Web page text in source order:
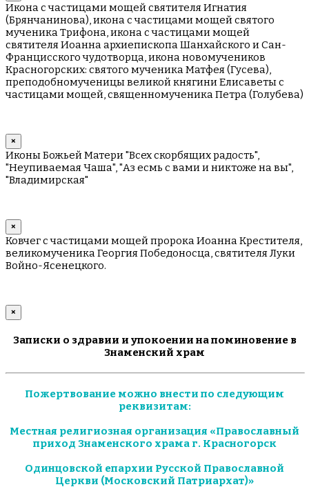
Икона с частицами мощей святителя Игнатия
(Брянчанинова), икона с частицами мощей святого
мученика Трифона, икона с частицами мощей
святителя Иоанна архиепископа Шанхайского и Сан-
Францисского чудотворца, икона новомучеников
Красногорских: святого мученика Матфея (Гусева),
преподобномученицы великой княгини Елисаветы с
частицами мощей, священномученика Петра (Голубева)
×
Иконы Божьей Матери "Всех скорбящих радость",
"Неупиваемая Чаша", "Аз есмь с вами и никтоже на вы",
"Владимирская"
×
Ковчег с частицами мощей пророка Иоанна Крестителя,
великомученика Георгия Победоносца, святителя Луки
Войно-Ясенецкого.
×
Записки о здравии и упокоении на поминовение в
Знаменский храм
Пожертвование можно внести по следующим
реквизитам:
Местная религиозная организация «Православный
приход Знаменского храма г. Красногорск
Одинцовской епархии Русской Православной
Церкви (Московский Патриархат)»